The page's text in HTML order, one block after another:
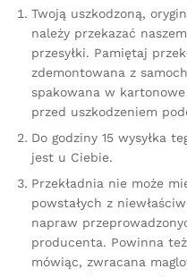
Twoją uszkodzoną,
należy przekazać
przesyłki. Pamiętaj
zdemontowana z
spakowana w
przed uszkodzeniem
Do godziny 15 wysyłka
jest u Ciebie.
Przekładnia nie może
powstałych z
napraw
producenta. Powinna
mówiąc, zwracana